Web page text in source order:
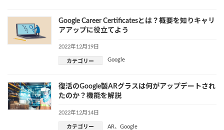
Google Career Certificatesとは？概要を知りキャリ
アアップに役立てよう
2022年12月19日
カテゴリー Google
復活のGoogle製ARグラスは何がアップデートされ
たのか？機能を解説
2022年12月14日
カテゴリー AR、 Google